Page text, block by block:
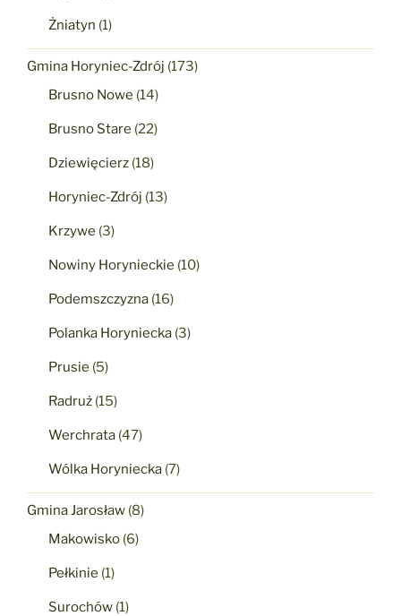
Żniatyn (1)
Gmina Horyniec-Zdrój (173)
Brusno Nowe (14)
Brusno Stare (22)
Dziewięcierz (18)
Horyniec-Zdrój (13)
Krzywe (3)
Nowiny Horynieckie (10)
Podemszczyzna (16)
Polanka Horyniecka (3)
Prusie (5)
Radruż (15)
Werchrata (47)
Wólka Horyniecka (7)
Gmina Jarosław (8)
Makowisko (6)
Pełkinie (1)
Surochów (1)